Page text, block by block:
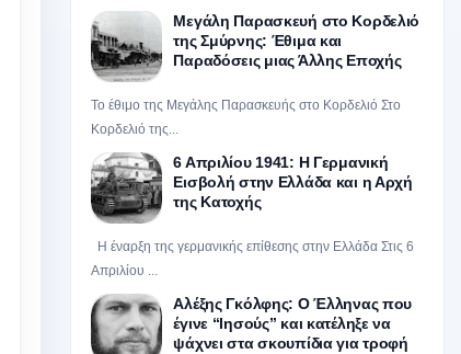
Μεγάλη Παρασκευή στο Κορδελιό
της Σμύρνης: Έθιμα και
Παραδόσεις μιας Άλλης Εποχής
Το έθιμο της Μεγάλης Παρασκευής στο Κορδελιό Στο
Κορδελιό της...
6 Απριλίου 1941: Η Γερμανική
Εισβολή στην Ελλάδα και η Αρχή
της Κατοχής
Η έναρξη της γερμανικής επίθεσης στην Ελλάδα Στις 6
Απριλίου ...
Αλέξης Γκόλφης: Ο Έλληνας που
έγινε “Ιησούς” και κατέληξε να
ψάχνει στα σκουπίδια για τροφή